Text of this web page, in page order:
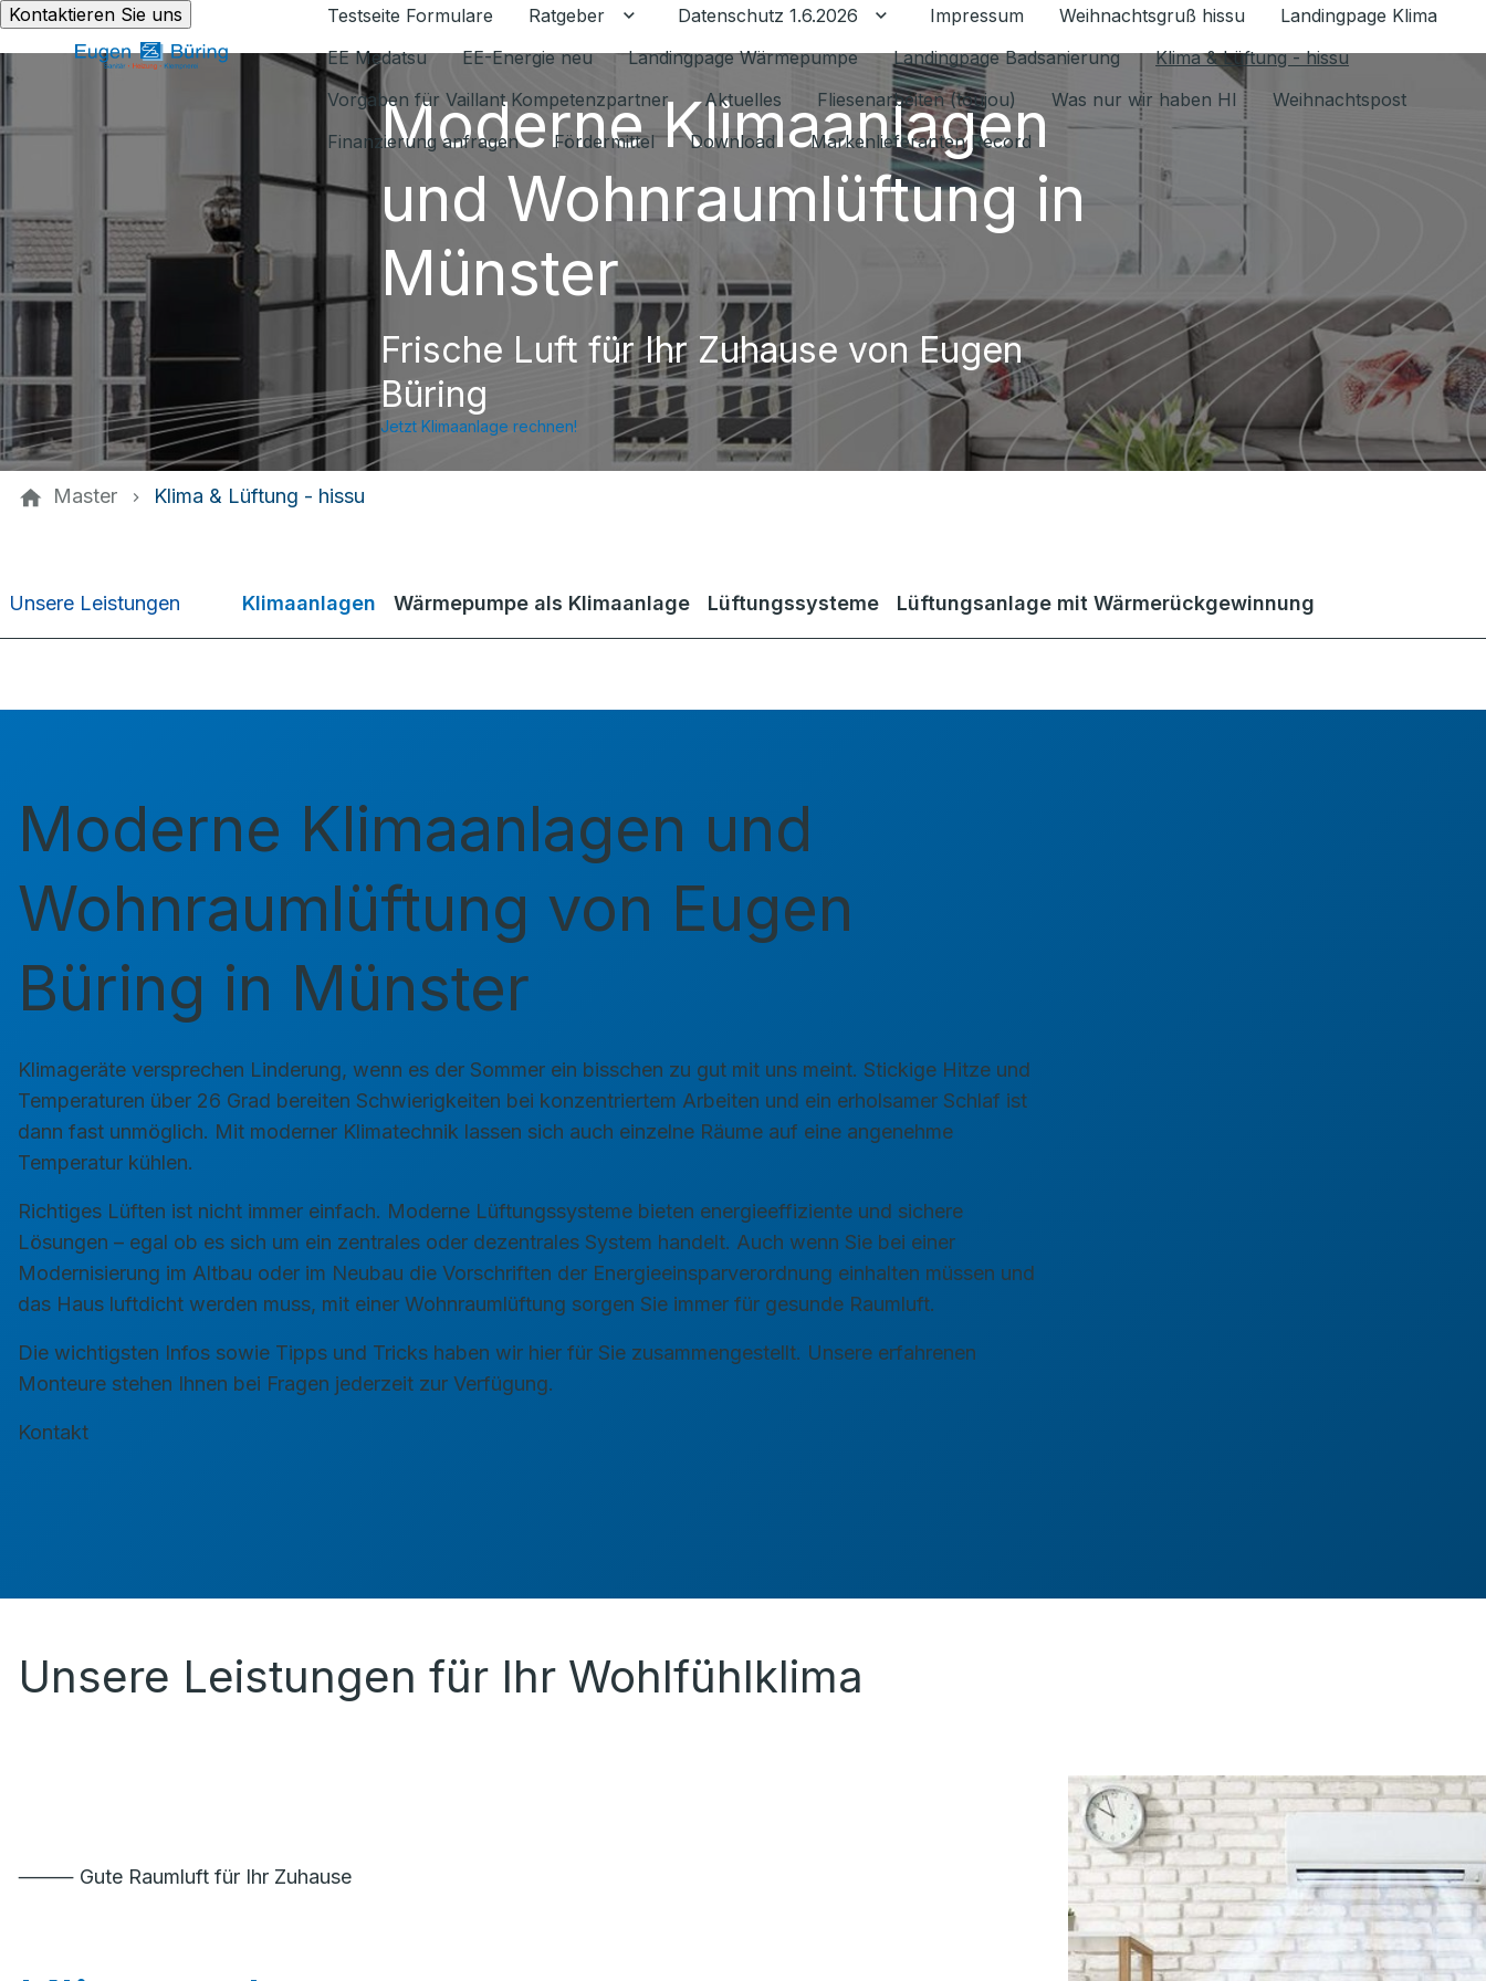
Kontaktieren Sie uns Testseite Formulare Ratgeber Untermenü für Ratgeber umschalten
Datenschutz 1.6.2026 Untermenü für Datenschutz 1.6.2026 umschalten
Impressum Weihnachtsgruß hissu
Landingpage Klima
EE Medatsu
EE-Energie neu Landingpage Wärmepumpe Landingpage Badsanierung
Klima & Lüftung - hissu
Vorgaben für Vaillant Kompetenzpartner
Aktuelles Fliesenarbeiten (toujou) Was nur wir haben HI
Weihnachtspost
Finanzierung anfragen
Fördermittel Download Markenlieferanten Record
Moderne Klimaanlagen
und Wohnraumlüftung in
Münster
Frische Luft für Ihr Zuhause von Eugen
Büring
Jetzt Klimaanlage rechnen!
Master Klima & Lüftung - hissu
Unsere Leistungen Klimaanlagen Wärmepumpe als Klimaanlage Lüftungssysteme Lüftungsanlage mit Wärmerückgewinnung
Moderne Klimaanlagen und
Wohnraumlüftung von Eugen
Büring in Münster
Klimageräte versprechen Linderung, wenn es der Sommer ein bisschen zu gut mit uns meint. Stickige Hitze und
Temperaturen über 26 Grad bereiten Schwierigkeiten bei konzentriertem Arbeiten und ein erholsamer Schlaf ist
dann fast unmöglich. Mit moderner Klimatechnik lassen sich auch einzelne Räume auf eine angenehme
Temperatur kühlen.
Richtiges Lüften ist nicht immer einfach. Moderne Lüftungssysteme bieten energieeffiziente und sichere
Lösungen – egal ob es sich um ein zentrales oder dezentrales System handelt. Auch wenn Sie bei einer
Modernisierung im Altbau oder im Neubau die Vorschriften der Energieeinsparverordnung einhalten müssen und
das Haus luftdicht werden muss, mit einer Wohnraumlüftung sorgen Sie immer für gesunde Raumluft.
Die wichtigsten Infos sowie Tipps und Tricks haben wir hier für Sie zusammengestellt. Unsere erfahrenen
Monteure stehen Ihnen bei Fragen jederzeit zur Verfügung.
Kontakt
Unsere Leistungen für Ihr Wohlfühlklima
⸻ Gute Raumluft für Ihr Zuhause